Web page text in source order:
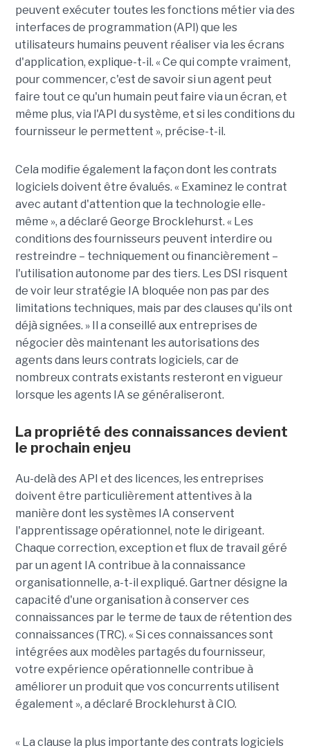
peuvent exécuter toutes les fonctions métier via des
interfaces de programmation (API) que les
utilisateurs humains peuvent réaliser via les écrans
d'application, explique-t-il. « Ce qui compte vraiment,
pour commencer, c'est de savoir si un agent peut
faire tout ce qu'un humain peut faire via un écran, et
même plus, via l'API du système, et si les conditions du
fournisseur le permettent », précise-t-il.
Cela modifie également la façon dont les contrats
logiciels doivent être évalués. « Examinez le contrat
avec autant d'attention que la technologie elle-
même », a déclaré George Brocklehurst. « Les
conditions des fournisseurs peuvent interdire ou
restreindre – techniquement ou financièrement – ​​
l'utilisation autonome par des tiers. Les DSI risquent
de voir leur stratégie IA bloquée non pas par des
limitations techniques, mais par des clauses qu'ils ont
déjà signées. » Il a conseillé aux entreprises de
négocier dès maintenant les autorisations des
agents dans leurs contrats logiciels, car de
nombreux contrats existants resteront en vigueur
lorsque les agents IA se généraliseront.
La propriété des connaissances devient
le prochain enjeu
Au-delà des API et des licences, les entreprises
doivent être particulièrement attentives à la
manière dont les systèmes IA conservent
l'apprentissage opérationnel, note le dirigeant.
Chaque correction, exception et flux de travail géré
par un agent IA contribue à la connaissance
organisationnelle, a-t-il expliqué. Gartner désigne la
capacité d'une organisation à conserver ces
connaissances par le terme de taux de rétention des
connaissances (TRC). « Si ces connaissances sont
intégrées aux modèles partagés du fournisseur,
votre expérience opérationnelle contribue à
améliorer un produit que vos concurrents utilisent
également », a déclaré Brocklehurst à CIO.
« La clause la plus importante des contrats logiciels